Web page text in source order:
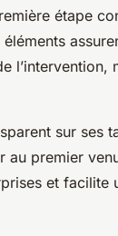
étape
l’intervention,
sur ses
au premier
et facilite